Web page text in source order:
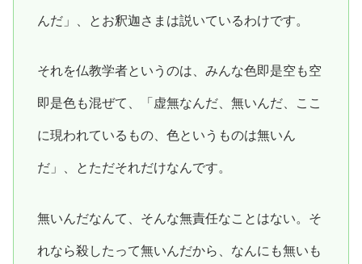
んだ」、とお釈迦さまは説いているわけです。
それを仏教学者というのは、みんな色即是空も空
即是色も混ぜて、「虚無なんだ、無いんだ、ここ
に現われているもの、色というものは無いん
だ」、とただそれだけなんです。
無いんだなんて、そんな無責任なことはない。そ
れなら殺したって無いんだから、なんにも無いも